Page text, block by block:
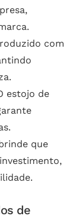
com
estojo de
que
de